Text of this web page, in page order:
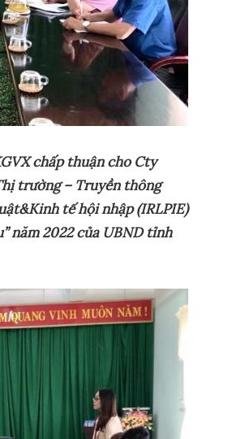
chấp thuận cho Cty
trường – Truyền thông
tế hội nhập (IRLPIE)
năm 2022 của UBND tỉnh